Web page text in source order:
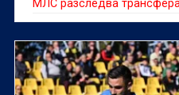
МЛС разследва трансфера